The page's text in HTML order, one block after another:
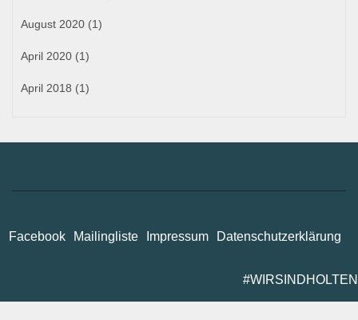
August 2020 (1)
April 2020 (1)
April 2018 (1)
Facebook Mailingliste Impressum Datenschutzerklärung
#WIRSINDHOLTEN